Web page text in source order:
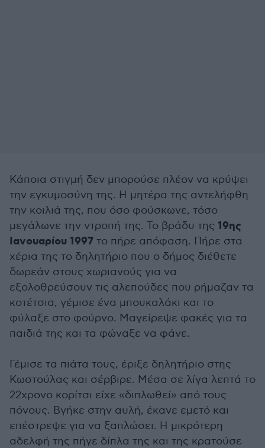
Κάποια στιγμή δεν μπορούσε πλέον να κρύψει
την εγκυμοσύνη της. Η μητέρα της αντελήφθη
την κοιλιά της, που όσο φούσκωνε, τόσο
μεγάλωνε την ντροπή της. Το βράδυ της 19ης
Ιανουαρίου 1997 το πήρε απόφαση. Πήρε στα
χέρια της το δηλητήριο που ο δήμος διέθετε
δωρεάν στους χωριανούς για να
εξολοθρεύσουν τις αλεπούδες που ρήμαζαν τα
κοτέτσια, γέμισε ένα μπουκαλάκι και το
φύλαξε στο φούρνο. Μαγείρεψε φακές για τα
παιδιά της και τα φώναξε να φάνε.
Γέμισε τα πιάτα τους, έριξε δηλητήριο στης
Κωστούλας και σέρβιρε. Μέσα σε λίγα λεπτά το
22χρονο κορίτσι είχε «διπλωθεί» από τους
πόνους. Βγήκε στην αυλή, έκανε εμετό και
επέστρεψε για να ξαπλώσει. Η μικρότερη
αδελφή της πήγε δίπλα της και της κρατούσε